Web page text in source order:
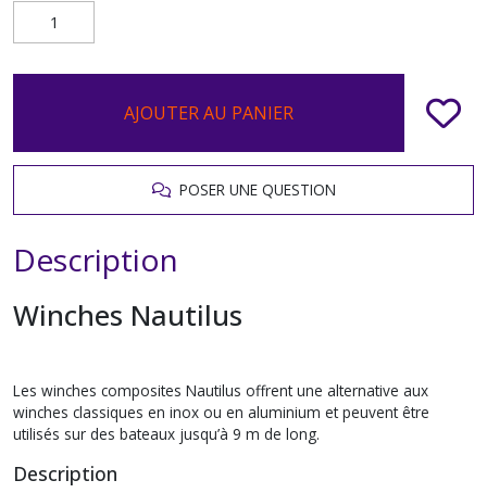
AJOUTER AU PANIER
POSER UNE QUESTION
Description
Winches Nautilus
Les winches composites Nautilus offrent une alternative aux
winches classiques en inox ou en aluminium et peuvent être
utilisés sur des bateaux jusqu’à 9 m de long.
Description